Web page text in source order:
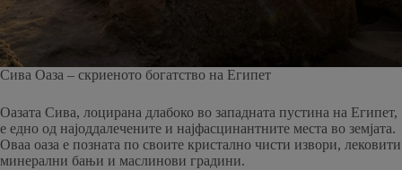
Сива Оаза – скриеното богатство на Египет
Оазата Сива, лоцирана длабоко во западната пустина на Египет,
е едно од најоддалечените и најфасцинантните места во земјата.
Оваа оаза е позната по своите кристално чисти извори, лековити
минерални бањи и маслинови градини.